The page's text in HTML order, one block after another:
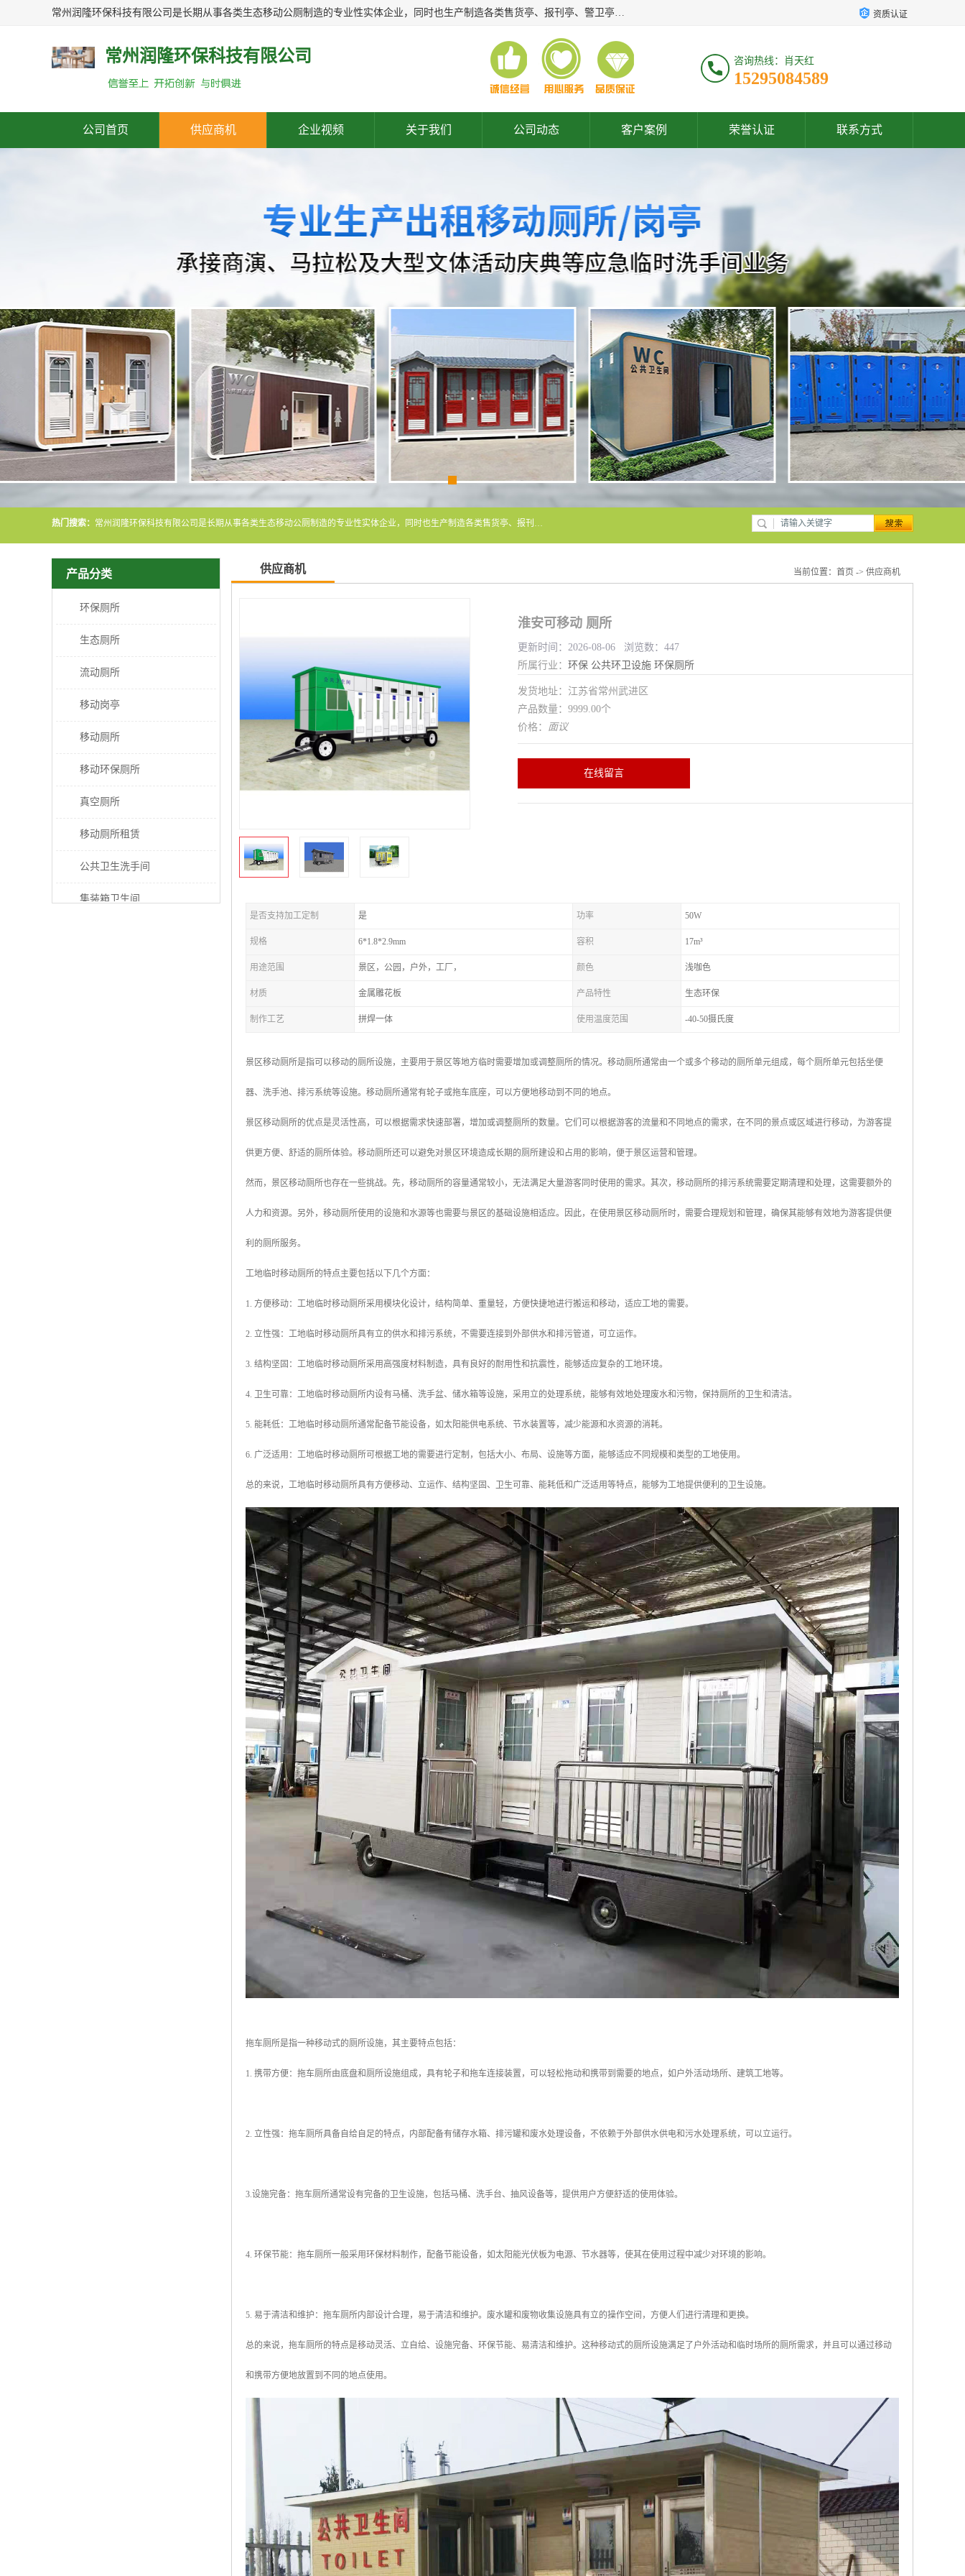
常州润隆环保科技有限公司是长期从事各类生态移动公厕制造的专业性实体企业，同时也生产制造各类售货亭、报刊亭、警卫亭等，我公司将尽全力为各用户在设计、制造、服务上提供快捷满意的全程服务，本公司愿与各用户携手共创辉煌业绩。主要产品：移动厕所;、生态厕所、 环保厕所、 流动厕所、商亭、岗亭、活动板房、移动厕所租赁等； 资质认证
常州润隆环保科技有限公司 咨询热线：肖天红
15295084589
公司首页 供应商机 企业视频 关于我们 公司动态 客户案例 荣誉认证 联系方式
热门搜索： 常州润隆环保科技有限公司是长期从事各类生态移动公厕制造的专业性实体企业，同时也生产制造各类售货亭、报刊亭、警卫亭等，我公司将尽全力为各用户在设计、制造、服务上提供快捷满意的全程服务，本公司愿与各用户携手共创辉煌业绩。主要产品：移动厕所;、生态厕所、 环保厕所、 流动厕所、商亭、岗亭、活动板房、移动厕所租赁等；
产品分类
环保厕所
生态厕所
流动厕所
移动岗亭
移动厕所
移动环保厕所
真空厕所
移动厕所租赁
公共卫生洗手间
集装箱卫生间
供应商机 当前位置： 首页 -> 供应商机
淮安可移动 厕所
更新时间：2026-08-06 浏览数：447
所属行业： 环保 公共环卫设施 环保厕所
发货地址：江苏省常州武进区
产品数量：9999.00个
价格： 面议
在线留言
是否支持加工定制 是 功率 50W
规格 6*1.8*2.9mm 容积 17m³
用途范围 景区，公园，户外，工厂， 颜色 浅咖色
材质 金属雕花板 产品特性 生态环保
制作工艺 拼焊一体 使用温度范围 -40-50摄氏度
景区移动厕所是指可以移动的厕所设施，主要用于景区等地方临时需要增加或调整厕所的情况。移动厕所通常由一个或多个移动的厕所单元组成，每个厕所单元包括坐便
器、洗手池、排污系统等设施。移动厕所通常有轮子或拖车底座，可以方便地移动到不同的地点。
景区移动厕所的优点是灵活性高，可以根据需求快速部署，增加或调整厕所的数量。它们可以根据游客的流量和不同地点的需求，在不同的景点或区域进行移动，为游客提
供更方便、舒适的厕所体验。移动厕所还可以避免对景区环境造成长期的厕所建设和占用的影响，便于景区运营和管理。
然而，景区移动厕所也存在一些挑战。先，移动厕所的容量通常较小，无法满足大量游客同时使用的需求。其次，移动厕所的排污系统需要定期清理和处理，这需要额外的
人力和资源。另外，移动厕所使用的设施和水源等也需要与景区的基础设施相适应。因此，在使用景区移动厕所时，需要合理规划和管理，确保其能够有效地为游客提供便
利的厕所服务。
工地临时移动厕所的特点主要包括以下几个方面：
1. 方便移动：工地临时移动厕所采用模块化设计，结构简单、重量轻，方便快捷地进行搬运和移动，适应工地的需要。
2. 立性强：工地临时移动厕所具有立的供水和排污系统，不需要连接到外部供水和排污管道，可立运作。
3. 结构坚固：工地临时移动厕所采用高强度材料制造，具有良好的耐用性和抗震性，能够适应复杂的工地环境。
4. 卫生可靠：工地临时移动厕所内设有马桶、洗手盆、储水箱等设施，采用立的处理系统，能够有效地处理废水和污物，保持厕所的卫生和清洁。
5. 能耗低：工地临时移动厕所通常配备节能设备，如太阳能供电系统、节水装置等，减少能源和水资源的消耗。
6. 广泛适用：工地临时移动厕所可根据工地的需要进行定制，包括大小、布局、设施等方面，能够适应不同规模和类型的工地使用。
总的来说，工地临时移动厕所具有方便移动、立运作、结构坚固、卫生可靠、能耗低和广泛适用等特点，能够为工地提供便利的卫生设施。
拖车厕所是指一种移动式的厕所设施，其主要特点包括：
1. 携带方便：拖车厕所由底盘和厕所设施组成，具有轮子和拖车连接装置，可以轻松拖动和携带到需要的地点，如户外活动场所、建筑工地等。
2. 立性强：拖车厕所具备自给自足的特点，内部配备有储存水箱、排污罐和废水处理设备，不依赖于外部供水供电和污水处理系统，可以立运行。
3.设施完备：拖车厕所通常设有完备的卫生设施，包括马桶、洗手台、抽风设备等，提供用户方便舒适的使用体验。
4. 环保节能：拖车厕所一般采用环保材料制作，配备节能设备，如太阳能光伏板为电源、节水器等，使其在使用过程中减少对环境的影响。
5. 易于清洁和维护：拖车厕所内部设计合理，易于清洁和维护。废水罐和废物收集设施具有立的操作空间，方便人们进行清理和更换。
总的来说，拖车厕所的特点是移动灵活、立自给、设施完备、环保节能、易清洁和维护。这种移动式的厕所设施满足了户外活动和临时场所的厕所需求，并且可以通过移动
和携带方便地放置到不同的地点使用。